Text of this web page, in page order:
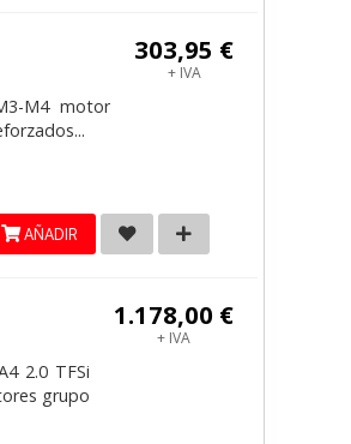
303,95 €
+ IVA
M4 motor
AÑADIR
1.178,00 €
+ IVA
2.0 TFSi
grupo